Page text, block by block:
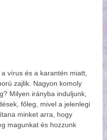
vírus és a karantén miatt,
zajlik. Nagyon komoly
Milyen irányba induljunk,
főleg, mivel a jelenlegi
minket arra, hogy
magunkat és hozzunk